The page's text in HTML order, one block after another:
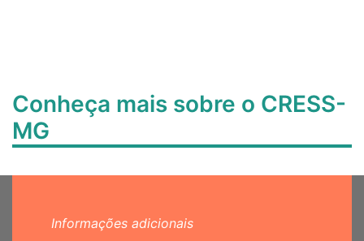
Conheça mais sobre o CRESS-
MG
Informações adicionais